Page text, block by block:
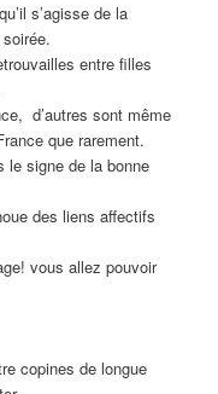
s’agisse de la
entre filles
d’autres sont même
que rarement.
le signe de la bonne
des liens affectifs
vous allez pouvoir
copines de longue